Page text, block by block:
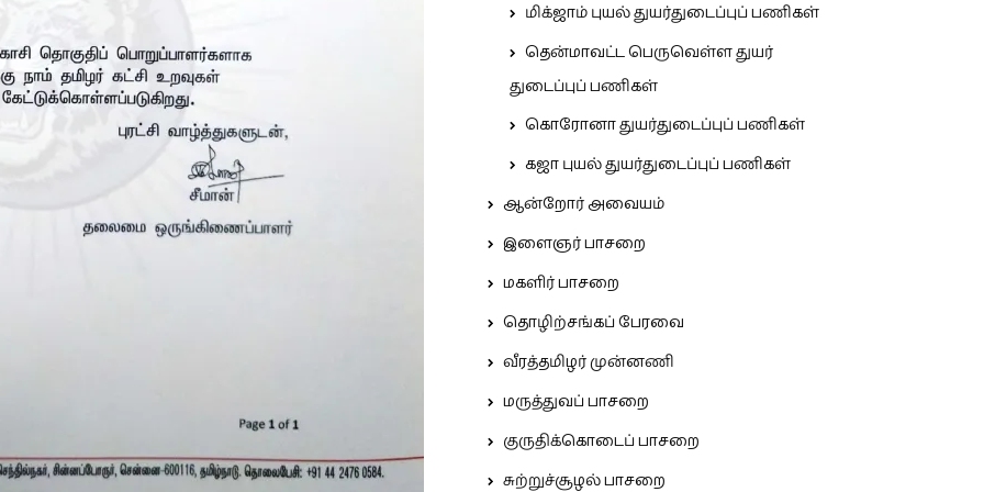
மிக்ஜாம் புயல் துயர்துடைப்புப் பணிகள்
தென்மாவட்ட பெருவெள்ள துயர்
துடைப்புப் பணிகள்
கொரோனா துயர்துடைப்புப் பணிகள்
கஜா புயல் துயர்துடைப்புப் பணிகள்
ஆன்றோர் அவையம்
இளைஞர் பாசறை
மகளிர் பாசறை
தொழிற்சங்கப் பேரவை
வீரத்தமிழர் முன்னணி
மருத்துவப் பாசறை
குருதிக்கொடைப் பாசறை
சுற்றுச்சூழல் பாசறை